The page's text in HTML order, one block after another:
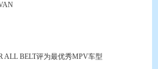
BELT评为最优秀MPV车型